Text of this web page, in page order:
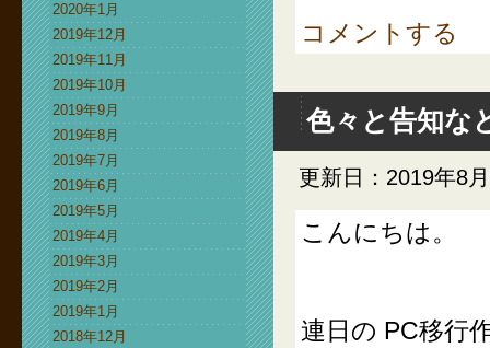
2020年1月
2019年12月
2019年11月
2019年10月
2019年9月
2019年8月
2019年7月
2019年6月
2019年5月
2019年4月
2019年3月
2019年2月
2019年1月
2018年12月
コメントする
色々と告知な
更新日：2019年8
こんにちは。
連日の PC移行